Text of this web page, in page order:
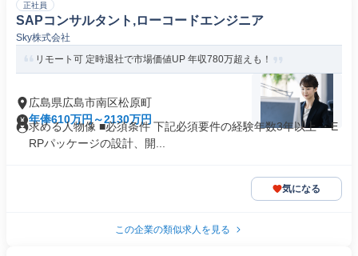
正社員
SAPコンサルタント,ローコードエンジニア
Sky株式会社
リモート可 定時退社で市場価値UP 年収780万超えも！
広島県広島市南区松原町
年俸610万円～2130万円
求める人物像 ■必須条件 下記必須要件の経験年数3年以上 ・E
RPパッケージの設計、開...
気になる
この企業の類似求人を見る